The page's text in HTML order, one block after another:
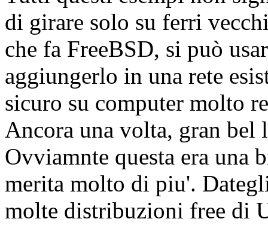
di girare solo su ferri
che fa FreeBSD, si può
aggiungerlo in una rete
sicuro su computer molto
Ancora una volta, gran bel
Ovviamnte questa era una
merita molto di piu'.
molte distribuzioni free di